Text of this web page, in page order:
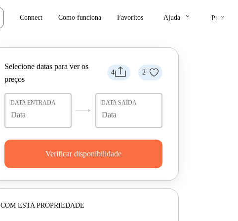
Connect Como funciona Favoritos Ajuda keyboard_arrow_down Pt keyboard_arrow_down
4 2
Selecione datas para ver os
preços
DATA ENTRADA DATA SAÍDA
Verificar disponibilidade
COM ESTA PROPRIEDADE